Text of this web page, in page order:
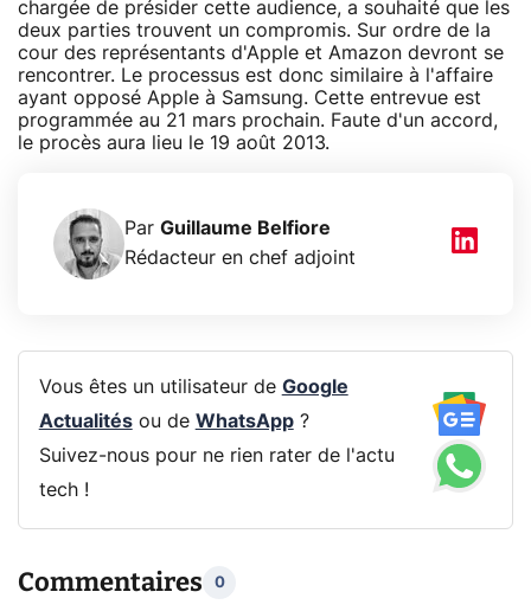
chargée de présider cette audience, a souhaité que les
deux parties trouvent un compromis. Sur ordre de la
cour des représentants d'Apple et Amazon devront se
rencontrer. Le processus est donc similaire à l'affaire
ayant opposé Apple à Samsung. Cette entrevue est
programmée au 21 mars prochain. Faute d'un accord,
le procès aura lieu le 19 août 2013.
Par Guillaume Belfiore
Rédacteur en chef adjoint
Vous êtes un utilisateur de Google
Actualitésou de WhatsApp?
Suivez-nous pour ne rien rater de l'actu
tech !
Commentaires 0